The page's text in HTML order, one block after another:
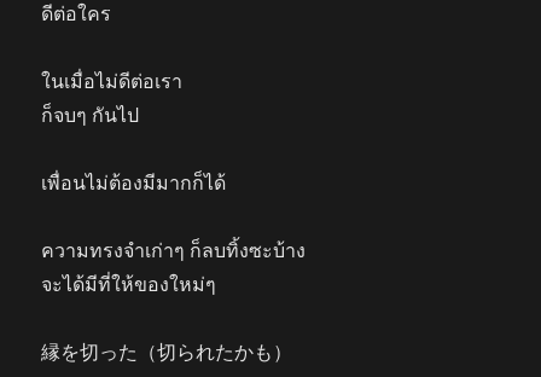
ดีต่อใคร
ในเมื่อไม่ดีต่อเรา
ก็จบๆ กันไป
เพื่อนไม่ต้องมีมากก็ได้
ความทรงจำเก่าๆ ก็ลบทิ้งซะบ้าง
จะได้มีที่ให้ของใหม่ๆ
縁を切った（切られたかも）